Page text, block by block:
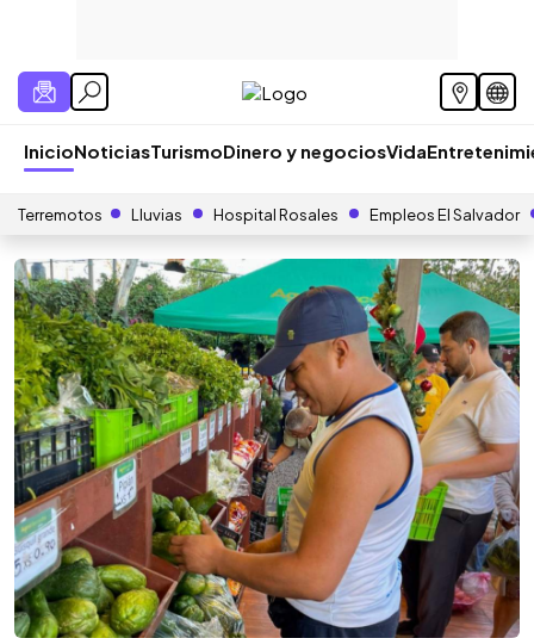
InicioNoticiasTurismoDinero y negociosVida
Terremotos Lluvias Hospital Rosales Empleos El Salvador